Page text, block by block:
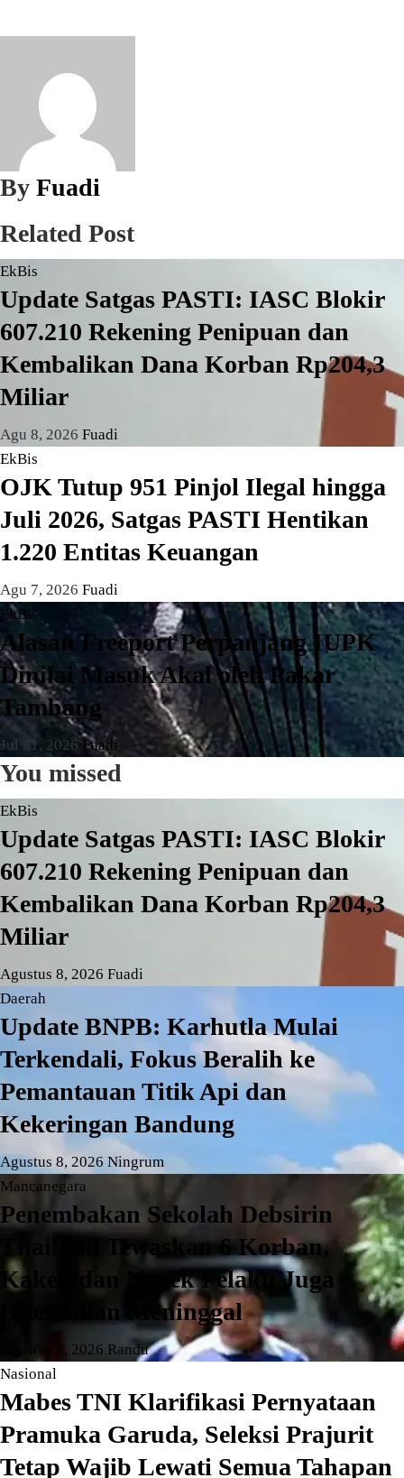
By Fuadi
Related Post
EkBis
Update Satgas PASTI: IASC Blokir
607.210 Rekening Penipuan dan
Kembalikan Dana Korban Rp204,3
Miliar
Agu 8, 2026 Fuadi
EkBis
OJK Tutup 951 Pinjol Ilegal hingga
Juli 2026, Satgas PASTI Hentikan
1.220 Entitas Keuangan
Agu 7, 2026 Fuadi
EkBis
Alasan Freeport Perpanjang IUPK
Dinilai Masuk Akal oleh Pakar
Tambang
Jul 31, 2026 Fuadi
You missed
EkBis
Update Satgas PASTI: IASC Blokir
607.210 Rekening Penipuan dan
Kembalikan Dana Korban Rp204,3
Miliar
Agustus 8, 2026 Fuadi
Daerah
Update BNPB: Karhutla Mulai
Terkendali, Fokus Beralih ke
Pemantauan Titik Api dan
Kekeringan Bandung
Agustus 8, 2026 Ningrum
Mancanegara
Penembakan Sekolah Debsirin
Thailand Tewaskan 6 Korban,
Kakek dan Nenek Pelaku Juga
Ditemukan Meninggal
Agustus 8, 2026 Randu
Nasional
Mabes TNI Klarifikasi Pernyataan
Pramuka Garuda, Seleksi Prajurit
Tetap Wajib Lewati Semua Tahapan